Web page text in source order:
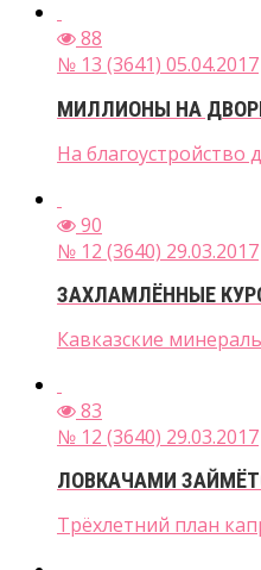
88
№ 13 (3641) 05.04.2017
МИЛЛИОНЫ НА
На
90
№ 12 (3640) 29.03.2017
ЗАХЛАМЛЁННЫЕ
Кавказские
83
№ 12 (3640) 29.03.2017
ЛОВКАЧАМИ
Трёхлетний план